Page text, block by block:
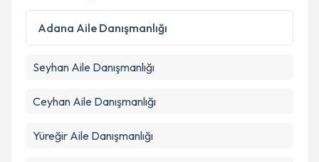
Kişisel verilerimin işlenmesine ilişkin
Metni'ni okudum ve kişisel verilerimin belirtilen
Takvim Talebini Gönder
Adana Aile Danışmanlığı
Seyhan Aile Danışmanlığı
Ceyhan Aile Danışmanlığı
Yüreğir Aile Danışmanlığı